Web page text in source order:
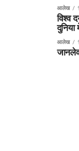
आलेख
विश्व
आलेख